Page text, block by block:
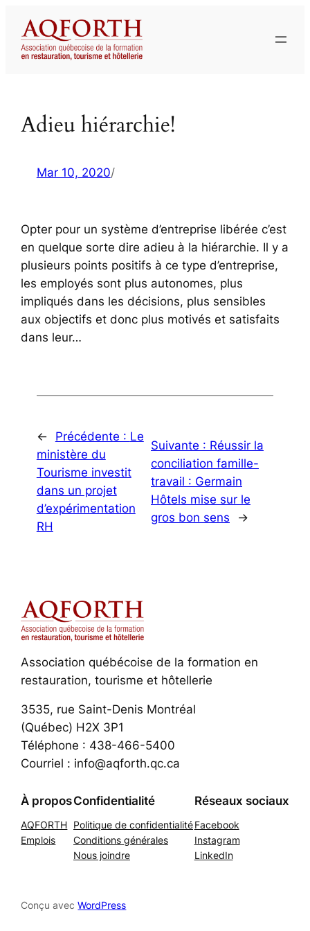
contenu
Adieu hiérarchie!
Mar 10, 2020/
Opter pour un système d’entreprise libérée c’est
en quelque sorte dire adieu à la hiérarchie. Il y a
plusieurs points positifs à ce type d’entreprise,
les employés sont plus autonomes, plus
impliqués dans les décisions, plus sensibles
aux objectifs et donc plus motivés et satisfaits
dans leur…
← Précédente : Le
ministère du
Tourisme investit
dans un projet
d’expérimentation
RH
Suivante : Réussir la
conciliation famille-
travail : Germain
Hôtels mise sur le
gros bon sens
→
Association québécoise de la formation en
restauration, tourisme et hôtellerie
3535, rue Saint-Denis Montréal
(Québec) H2X 3P1
Téléphone : 438-466-5400
Courriel : info@aqforth.qc.ca
À propos
AQFORTH
Emplois
Confidentialité
Politique de confidentialité
Conditions générales
Nous joindre
Réseaux sociaux
Facebook
Instagram
LinkedIn
Conçu avecWordPress